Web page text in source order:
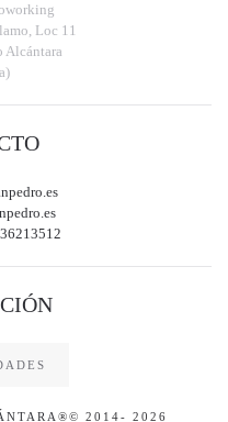
Loc 11
Alcántara
®© 2014- 2026